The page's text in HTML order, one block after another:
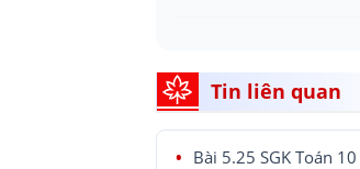
Tin liên quan
Bài 5.25 SGK Toán